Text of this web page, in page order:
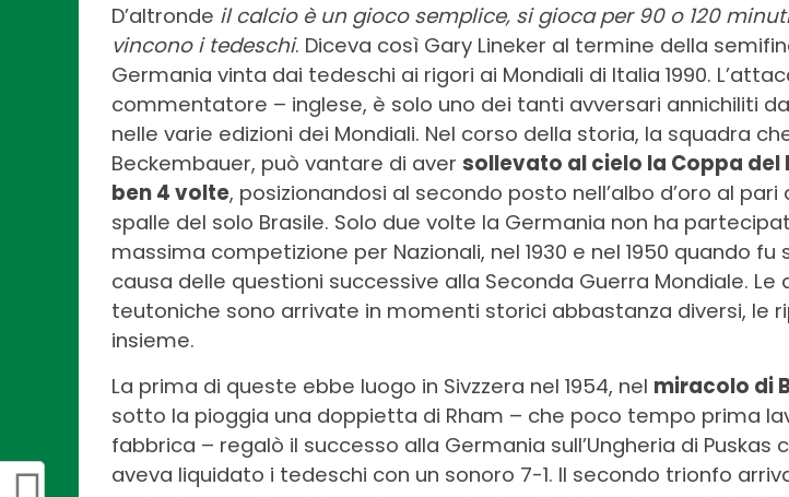
D’altronde il calcio è un gioco semplice, si gioca per 90 o 120
vincono i tedeschi. Diceva così Gary Lineker al termine della
Germania vinta dai tedeschi ai rigori ai Mondiali di Italia 1990.
commentatore – inglese, è solo uno dei tanti avversari annichiliti
nelle varie edizioni dei Mondiali. Nel corso della storia, la squadra
Beckembauer, può vantare di aver sollevato al cielo la Coppa del
ben 4 volte, posizionandosi al secondo posto nell’albo d’oro al pari
spalle del solo Brasile. Solo due volte la Germania non ha
massima competizione per Nazionali, nel 1930 e nel 1950 quando fu
causa delle questioni successive alla Seconda Guerra Mondiale.
teutoniche sono arrivate in momenti storici abbastanza diversi, le
insieme.
La prima di queste ebbe luogo in Sivzzera nel 1954, nel miracolo di
sotto la pioggia una doppietta di Rham – che poco tempo prima
fabbrica – regalò il successo alla Germania sull’Ungheria di Puskas
aveva liquidato i tedeschi con un sonoro 7-1. Il secondo trionfo